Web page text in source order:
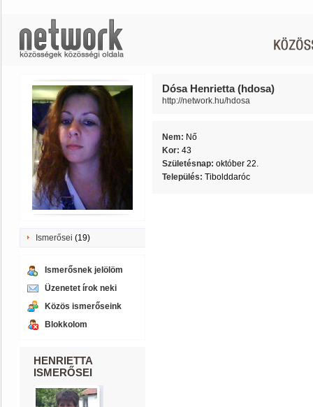
Ismerősei (19)
Ismerősnek jelölöm
Üzenetet írok neki
Közös ismerőseink
Blokkolom
HENRIETTA
ISMERŐSEI
Dósa Henrietta (hdosa)
http://network.hu/hdosa
Nem: Nő
Kor: 43
Születésnap: október 22.
Település: Tibolddaróc